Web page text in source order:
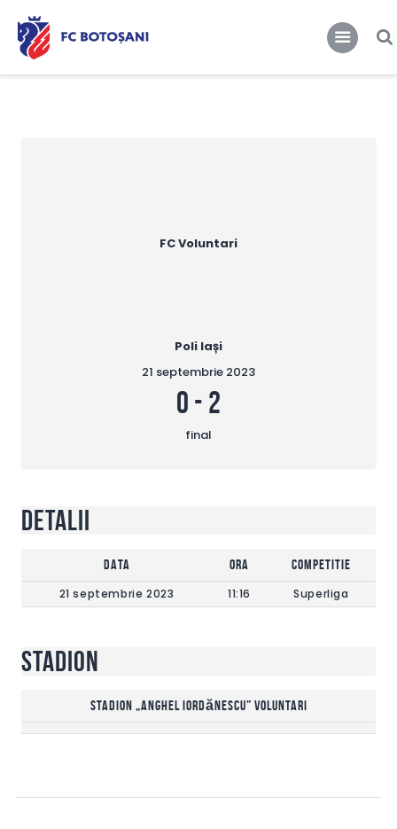
Club
Stiri
FC Voluntari
Poli Iași
21 septembrie 2023
0 - 2
final
Detalii
DATA Ora
Competitie
21 septembrie 2023
11:16 Superliga
Stadion
Stadion „Anghel Iordănescu” Voluntari